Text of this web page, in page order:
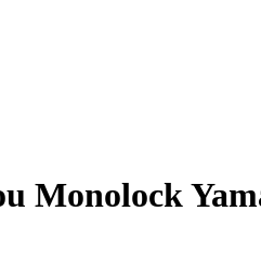
Monolock